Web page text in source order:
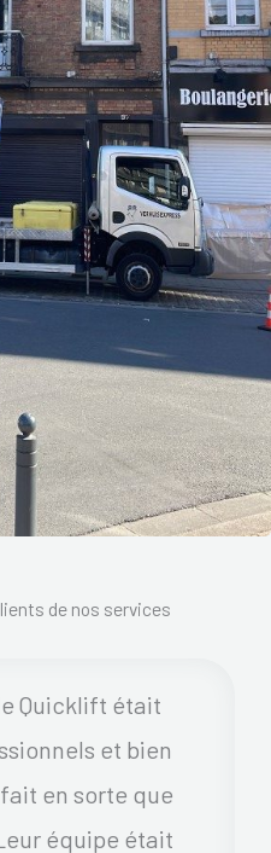
de nos services
Quicklift était
et bien
en sorte que
équipe était